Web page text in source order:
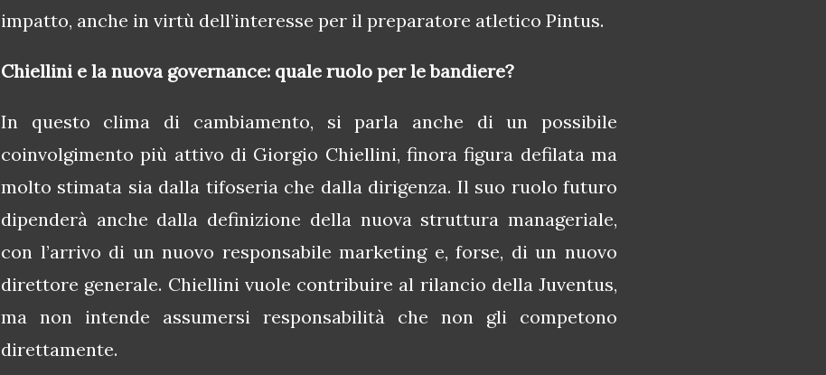
impatto, anche in virtù dell’interesse per il preparatore atletico Pintus.
Chiellini e la nuova governance: quale ruolo per le bandiere?
In questo clima di cambiamento, si parla anche di un possibile
coinvolgimento più attivo di Giorgio Chiellini, finora figura defilata ma
molto stimata sia dalla tifoseria che dalla dirigenza. Il suo ruolo futuro
dipenderà anche dalla definizione della nuova struttura manageriale,
con l’arrivo di un nuovo responsabile marketing e, forse, di un nuovo
direttore generale. Chiellini vuole contribuire al rilancio della Juventus,
ma non intende assumersi responsabilità che non gli competono
direttamente.